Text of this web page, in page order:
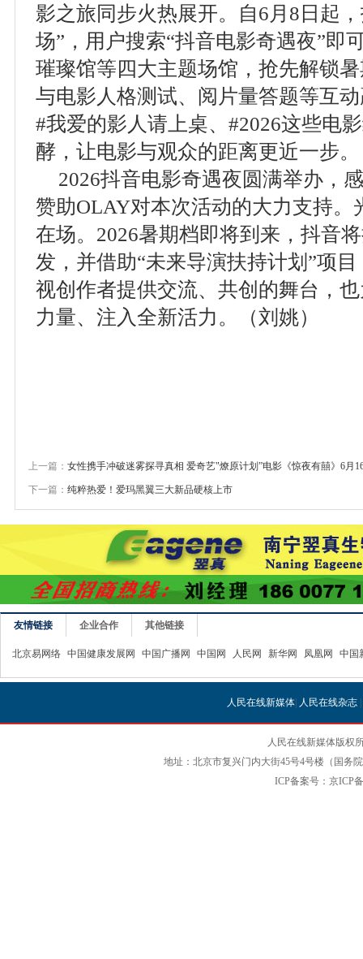
影之旅同步火热展开。自6月8日起
场”，用户搜索“抖音电影奇遇夜”即
璀璨馆等四大主题场馆，抢先解锁
与电影人格测试、阅片量答题等互
#我爱的影人请上桌、#2026这些电
酵，让电影与观众的距离更近一步。
2026抖音电影奇遇夜圆满举办，
赞助OLAY对本次活动的大力支持。
在场。2026暑期档即将到来，抖音
发，并借助“未来导演扶持计划”项
视创作者提供交流、共创的舞台，
力量、注入全新活力。（刘姚）
上一篇： 女性携手冲破迷雾探寻真相 爱奇艺"燎原计划”电影《惊夜有囍》6月
下一篇： 纯粹热爱！爱玛黑翼三大新品硬核上市
友情链接 企业合作 其他链接
北京易网络 中国健康发展网 中国广播网 中国网 人民网 新华网 凤凰网 中国
人民在线新媒体| 人民在线杂志|
人民在线新媒体版权
地址：北京市复兴门内大街45号4号楼（国务
ICP备案号：京ICP